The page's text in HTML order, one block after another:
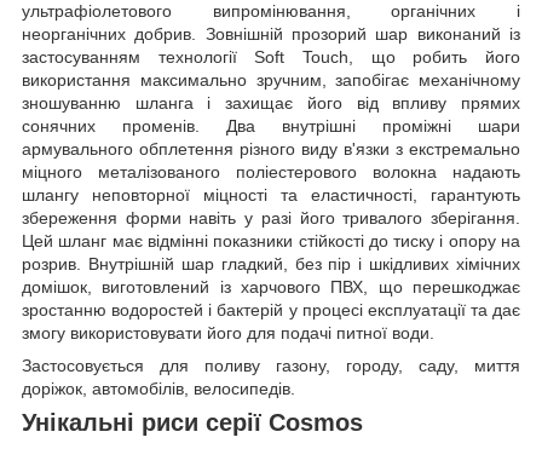
ультрафіолетового випромінювання, органічних і
неорганічних добрив. Зовнішній прозорий шар виконаний із
застосуванням технології Soft Touch, що робить його
використання максимально зручним, запобігає механічному
зношуванню шланга і захищає його від впливу прямих
сонячних променів. Два внутрішні проміжні шари
армувального обплетення різного виду в'язки з екстремально
міцного металізованого поліестерового волокна надають
шлангу неповторної міцності та еластичності, гарантують
збереження форми навіть у разі його тривалого зберігання.
Цей шланг має відмінні показники стійкості до тиску і опору на
розрив. Внутрішній шар гладкий, без пір і шкідливих хімічних
домішок, виготовлений із харчового ПВХ, що перешкоджає
зростанню водоростей і бактерій у процесі експлуатації та дає
змогу використовувати його для подачі питної води.
Застосовується для поливу газону, городу, саду, миття
доріжок, автомобілів, велосипедів.
Унікальні риси серії Cosmos